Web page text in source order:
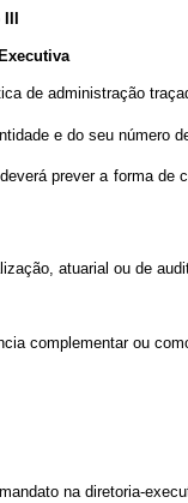
de administração
e do seu número
prever a forma
atuarial ou de
complementar ou
na diretoria-